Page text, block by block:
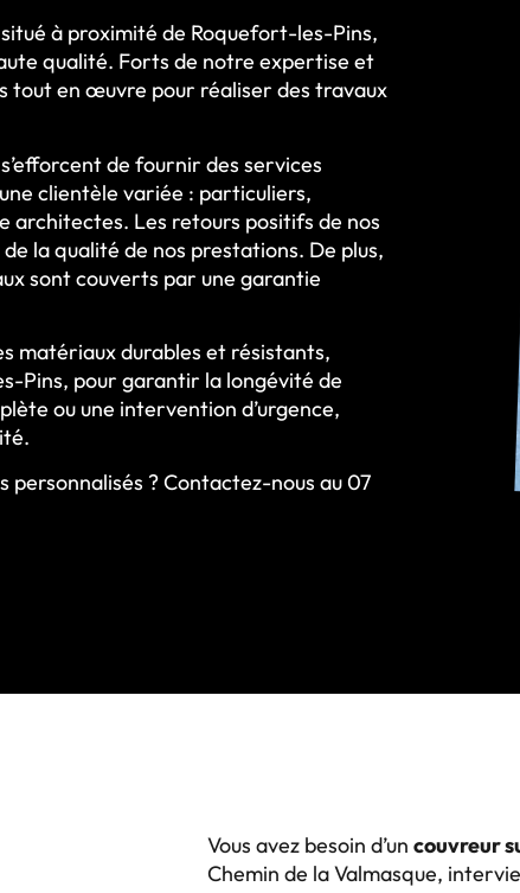
à proximité de Roquefort-les-Pins,
qualité. Forts de notre expertise et
tout en œuvre pour réaliser des travaux
de fournir des services
clientèle variée : particuliers,
architectes. Les retours positifs de nos
la qualité de nos prestations. De plus,
sont couverts par une garantie
matériaux durables et résistants,
Pins, pour garantir la longévité de
ou une intervention d’urgence,
? Contactez-nous au 07
Vous avez besoin d’un couvreur
Chemin de la Valmasque,